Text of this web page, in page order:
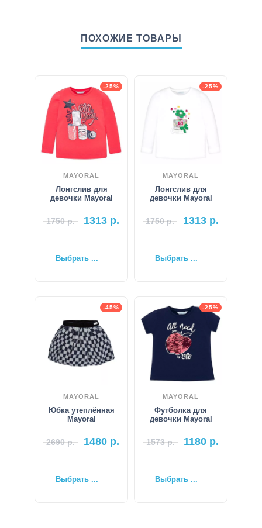
ПОХОЖИЕ ТОВАРЫ
-25%
MAYORAL
Лонгслив для
девочки Mayoral
1750р. 1313 р.
Выбрать ...
-25%
MAYORAL
Лонгслив для
девочки Mayoral
1750р. 1313 р.
Выбрать ...
-45%
MAYORAL
Юбка утеплённая
Mayoral
2690р. 1480 р.
Выбрать ...
-25%
MAYORAL
Футболка для
девочки Mayoral
1573р. 1180р.
Выбрать ...